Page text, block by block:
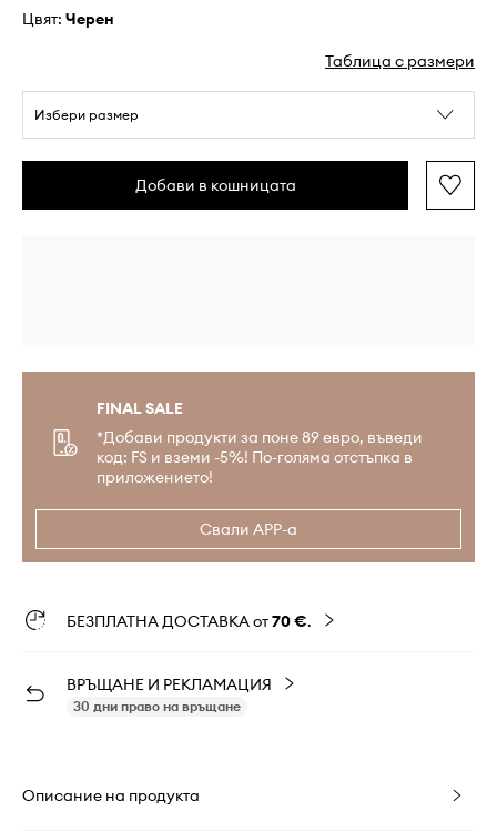
Цвят: черен
Таблица с размери
Избери размер
Добави в кошницата
FINAL SALE
*Добави продукти за поне 89 евро, въведи
код: FS и вземи -5%! По-голяма отстъпка в
приложението!
Свали APP-а
БЕЗПЛАТНА ДОСТАВКА от70 €.
ВРЪЩАНЕ И РЕКЛАМАЦИЯ
30 дни право на връщане
Описание на продукта